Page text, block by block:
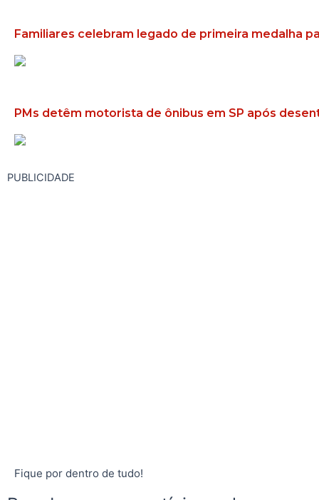
Familiares celebram legado de primeira medalha
PMs detêm motorista de ônibus em SP após
PUBLICIDADE
Fique por dentro de tudo!